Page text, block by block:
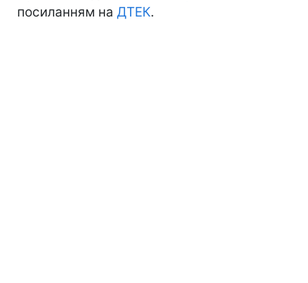
посиланням на ДТЕК.